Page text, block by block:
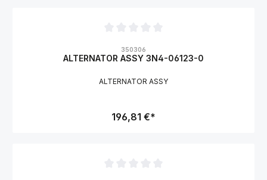
350306
ALTERNATOR ASSY 3N4-06123-0
ALTERNATOR ASSY
196,81 €*